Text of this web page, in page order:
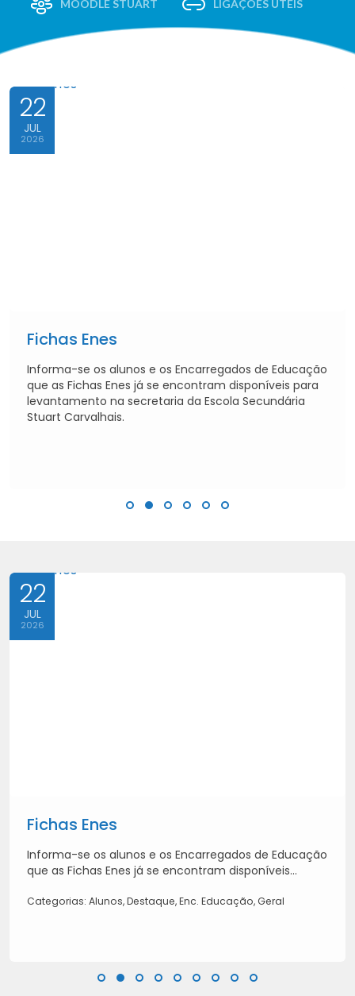
MOODLE STUART LIGAÇÕES ÚTEIS
22
JUL
2026
Fichas Enes
Informa-se os alunos e os Encarregados de Educação
que as Fichas Enes já se encontram disponíveis para
levantamento na secretaria da Escola Secundária
Stuart Carvalhais.
22
JUL
2026
Fichas Enes
Informa-se os alunos e os Encarregados de Educação
que as Fichas Enes já se encontram disponíveis...
Categorias: Alunos, Destaque, Enc. Educação, Geral